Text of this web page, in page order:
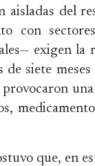
aisladas del
con
exigen la
de siete
que, en